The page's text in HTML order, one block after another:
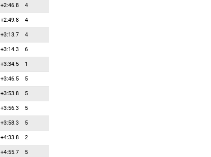
+2:46.8 4
+2:49.8 4
+3:13.7 4
+3:14.3 6
+3:34.5 1
+3:46.5 5
+3:53.8 5
+3:56.3 5
+3:58.3 5
+4:33.8 2
+4:55.7 5